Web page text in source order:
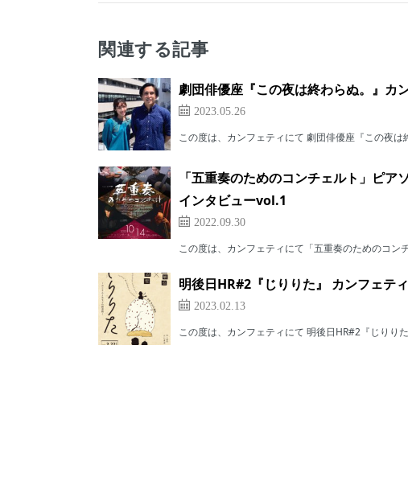
関連する記事
劇団俳優座『この夜は終わらぬ。』カ
2023.05.26
この度は、カンフェティにて 劇団俳優座『この夜
「五重奏のためのコンチェルト」ピ
インタビューvol.1
2022.09.30
この度は、カンフェティにて「五重奏のためのコ
明後日HR#2『じりりた』 カンフェテ
2023.02.13
この度は、カンフェティにて 明後日HR#2『じり